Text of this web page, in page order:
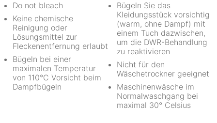
Do not bleach
Keine chemische
Reinigung oder
Lösungsmittel zur
Fleckenentfernung erlaubt
Bügeln bei einer
maximalen Temperatur
von 110°C Vorsicht beim
Dampfbügeln
Bügeln Sie das
Kleidungsstück vorsichtig
(warm, ohne Dampf) mit
einem Tuch dazwischen,
um die DWR-Behandlung
zu reaktivieren
Nicht für den
Wäschetrockner geeignet
Maschinenwäsche im
Normalwaschgang bei
maximal 30° Celsius